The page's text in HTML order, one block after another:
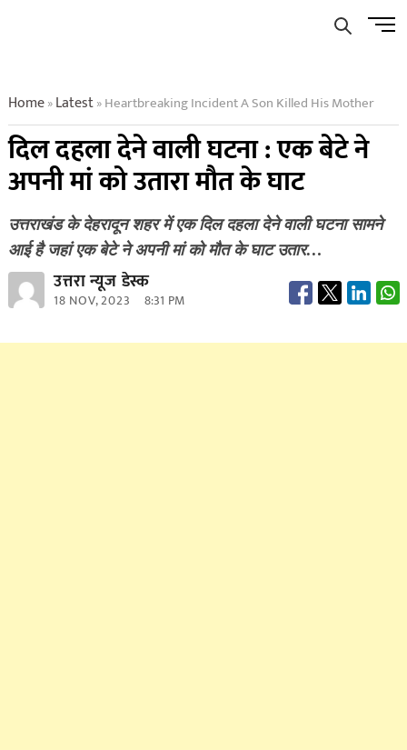
Menu
Home»Latest»Heartbreaking Incident A Son Killed His Mother
दिल दहला देने वाली घटना : एक बेटे ने
अपनी मां को उतारा मौत के घाट
उत्तराखंड के देहरादून शहर में एक दिल दहला देने वाली घटना सामने
आई है जहां एक बेटे ने अपनी मां को मौत के घाट उतार…
उत्तरा न्यूज डेस्क
18 NOV, 2023 8:31 PM